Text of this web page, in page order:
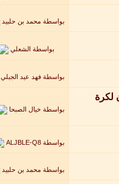
بواسطة محمد بن حلبيد
بواسطة الشعلي
بواسطة فهد عيد الجبلي
لكرة
بواسطة خيال الصبحا
بواسطة ALJBLE-Q8
بواسطة محمد بن حلبيد